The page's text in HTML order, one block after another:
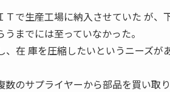
で生産工場に納入させていた が、
までには至っていなかった。
在 庫を圧縮したいというニーズが
のサプライヤーから部品を買い取